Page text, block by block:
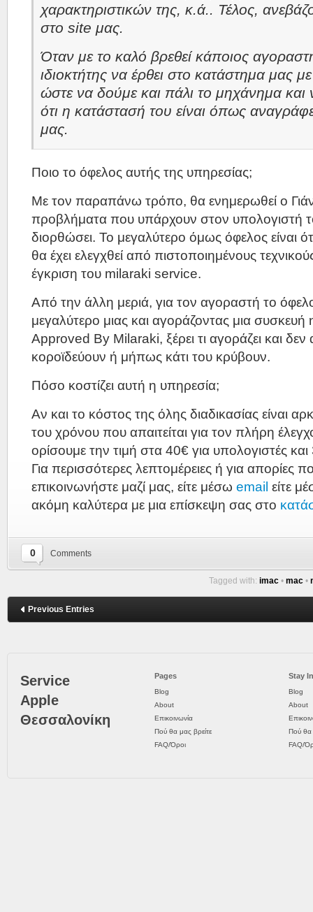
χαρακτηριστικών της, κ.ά.. Τέλος,
στο site μας.
Όταν με το καλό βρεθεί κάποιος
ιδιοκτήτης να έρθει στο κατάστημα μας
ώστε να δούμε και πάλι το μηχάνημα και
ότι η κατάστασή του είναι όπως
μας.
Ποιο το όφελος αυτής της υπηρεσίας;
Με τον παραπάνω τρόπο, θα ενημερωθεί ο
προβλήματα που υπάρχουν στον υπολογιστή
διορθώσει. Το μεγαλύτερο όμως όφελος είναι
θα έχει ελεγχθεί από πιστοποιημένους
έγκριση του milaraki service.
Από την άλλη μεριά, για τον αγοραστή το
μεγαλύτερο μιας και αγοράζοντας μια συσκευή
Approved By Milaraki, ξέρει τι αγοράζει και
κοροϊδεύουν ή μήπως κάτι του κρύβουν.
Πόσο κοστίζει αυτή η υπηρεσία;
Αν και το κόστος της όλης διαδικασίας είναι
του χρόνου που απαιτείται για τον πλήρη
ορίσουμε την τιμή στα 40€ για υπολογιστές
Για περισσότερες λεπτομέρειες ή για απορίες
επικοινωνήστε μαζί μας, είτε μέσω email είτε
ακόμη καλύτερα με μια επίσκεψη σας στο
0 Comments
Tagged with: imac • mac •
Previous Entries
Service
Apple
Θεσσαλονίκη
Pages
Blog
About
Επικοινωνία
Πού θα μας βρείτε
FAQ/Όροι
Stay
Blog
About
Πού θα
FAQ/